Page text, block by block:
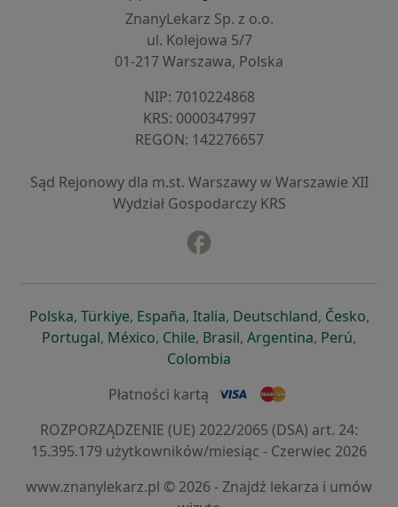
ZnanyLekarz Sp. z o.o.
ul. Kolejowa 5/7
01-217 Warszawa, Polska
NIP: ⁠7010224868
KRS: ⁠0000347997
REGON: ⁠142276657
Sąd Rejonowy dla m.st. Warszawy w Warszawie XII
Wydział Gospodarczy KRS
Polskaotwiera się w nowej karcie
, Türkiyeotwiera się w nowej karcie
, Españaotwiera się w nowej karcie
, Italiaotwiera się w nowej
, Deutschlandotwiera się
, Česko,
Portugalotwiera się w nowej karcie
, Méxicootwiera się w nowej karcie
, Chileotwiera się w nowej karcie
, Brasilotwiera się w nowej
, Argentinaotwiera się
, Perú,
Colombia
Płatności kartą
ROZPORZĄDZENIE (UE) 2022/2065 (DSA) art. 24:
15.395.179 użytkowników/miesiąc - Czerwiec 2026
www.znanylekarz.pl © 2026 - Znajdź lekarza i umów